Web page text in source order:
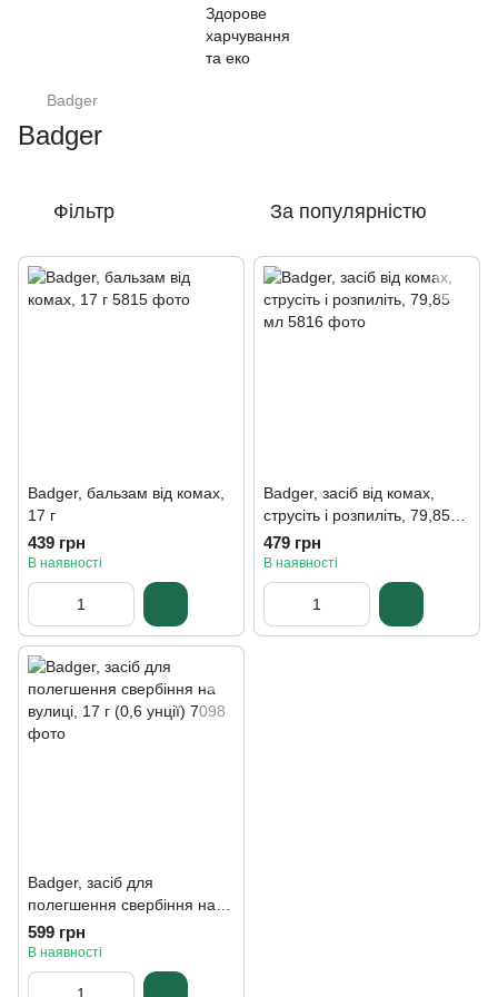
Badger
Badger
Фільтр За популярністю
Badger, бальзам від комах,
17 г
439 грн
В наявності
Badger, засіб від комах,
струсіть і розпиліть, 79,85
мл
479 грн
В наявності
Badger, засіб для
полегшення свербіння на
вулиці, 17 г (0,6 унції)
599 грн
В наявності